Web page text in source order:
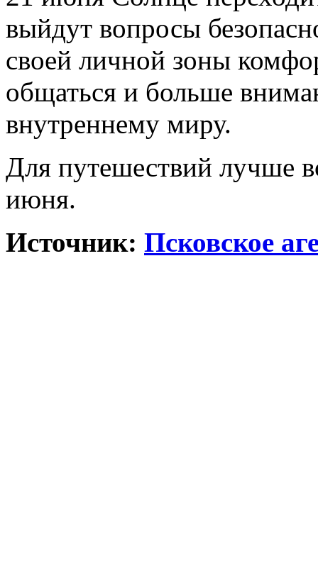
выйдут вопросы
своей личной зоны
общаться и больше
внутреннему миру.
Для путешествий лучше
июня.
Источник: Псковское